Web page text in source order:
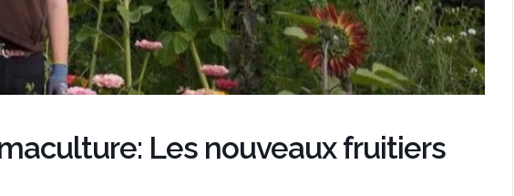
Les nouveaux fruitiers